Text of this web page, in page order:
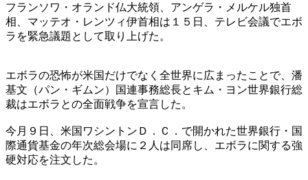
フランソワ・オランド仏大統領、アンゲラ・メルケル独首
相、マッテオ・レンツィ伊首相は１５日、テレビ会議でエボ
ラを緊急議題として取り上げた。
エボラの恐怖が米国だけでなく全世界に広まったことで、潘
基文（パン・ギムン）国連事務総長とキム・ヨン世界銀行総
裁はエボラとの全面戦争を宣言した。
今月９日、米国ワシントンＤ．Ｃ．で開かれた世界銀行・国
際通貨基金の年次総会場に２人は同席し、エボラに関する強
硬対応を注文した。